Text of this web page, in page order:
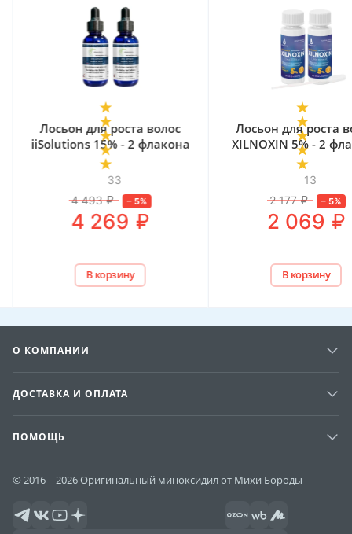
33
Лосьон для роста волос
iiSolutions 15% - 2 флакона
4 493 ₽ – 5%
4 269 ₽
В корзину
13
Лосьон для роста
XILNOXIN 5% - 2
2 177 ₽ – 5%
2 069 ₽
В корзину
О КОМПАНИИ
ДОСТАВКА И ОПЛАТА
ПОМОЩЬ
© 2016 – 2026 Оригинальный миноксидил от Михи Бороды